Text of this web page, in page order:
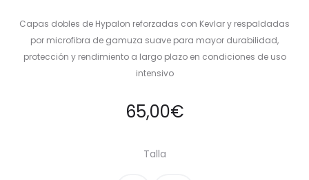
Capas dobles de Hypalon reforzadas con Kevlar y respaldadas
por microfibra de gamuza suave para mayor durabilidad,
protección y rendimiento a largo plazo en condiciones de uso
intensivo
65,00€
Talla